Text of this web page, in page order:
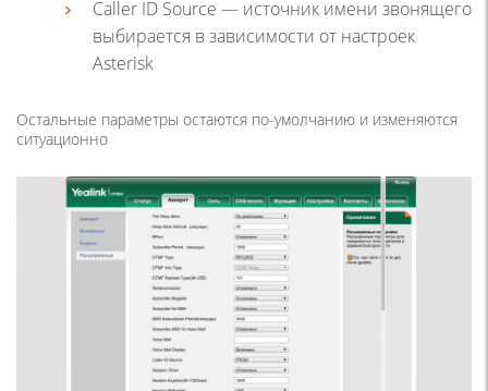
Caller ID Source — источник имени звонящего
выбирается в зависимости от настроек
Asterisk
Остальные параметры остаются по-умолчанию и изменяются
ситуационно